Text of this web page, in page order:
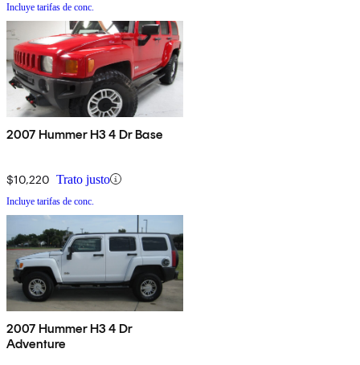
Incluye tarifas de conc.
2007 Hummer H3 4 Dr Base
$10,220 Trato justo
Incluye tarifas de conc.
2007 Hummer H3 4 Dr
Adventure